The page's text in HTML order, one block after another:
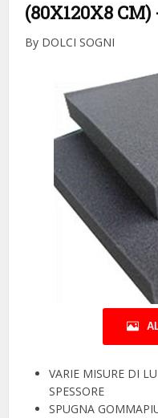
(80X120X8 CM)
By DOLCI SOGNI
VARIE MISURE DI
SPESSORE
SPUGNA